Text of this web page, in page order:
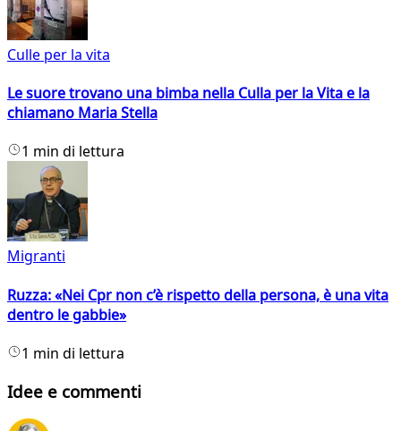
Culle per la vita
Le suore trovano una bimba nella Culla per la Vita e la
chiamano Maria Stella
1 min di lettura
Migranti
Ruzza: «Nei Cpr non c’è rispetto della persona, è una vita
dentro le gabbie»
1 min di lettura
Idee e commenti